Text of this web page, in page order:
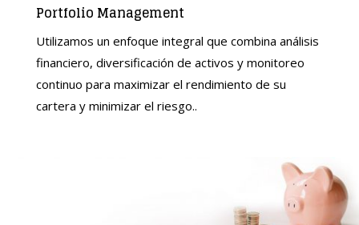
Portfolio Management
Utilizamos un enfoque integral que combina análisis
financiero, diversificación de activos y monitoreo
continuo para maximizar el rendimiento de su
cartera y minimizar el riesgo..